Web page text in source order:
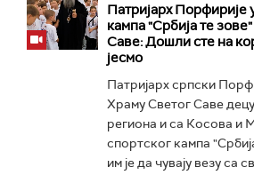
Патријарх Порфирије
кампа "Србија те
Саве: Дошли сте на
јесмо
Патријарх српски
Храму Светог Саве
региона и са Косова и
спортског кампа
им је да чувају везу са